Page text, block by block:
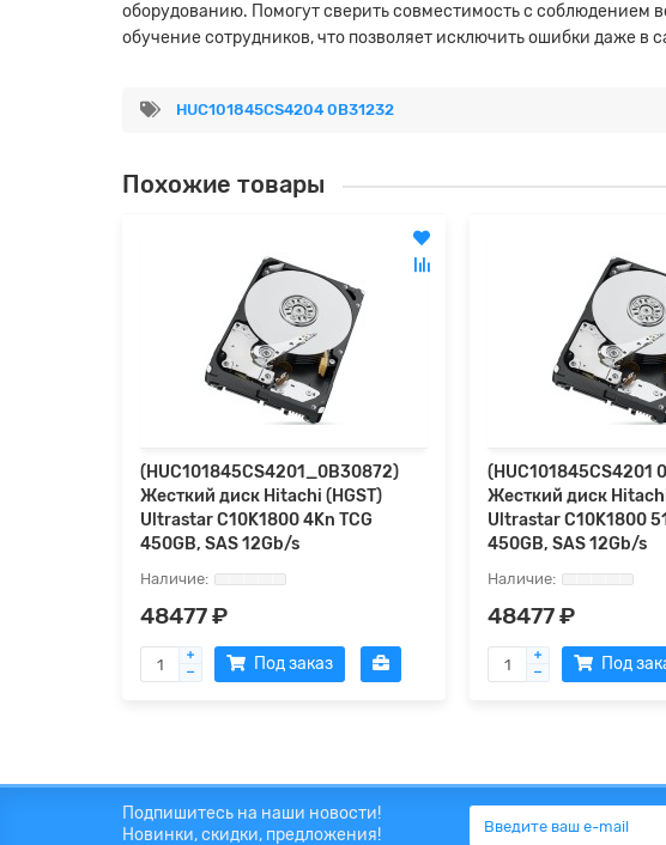
оборудованию. Помогут сверить совместимость с соблюдением
обучение сотрудников, что позволяет исключить ошибки даже
HUC101845CS4204 0B31232
Похожие товары
(HUC101845CS4201_0B30872)
Жесткий диск Hitachi (HGST)
Ultrastar C10K1800 4Kn TCG
450GB, SAS 12Gb/s
48477 ₽
Под заказ
(HUC101845CS4201
Жесткий диск
Ultrastar C10K1800
450GB, SAS 12Gb/s
48477 ₽
Под
Подпишитесь на наши новости!
Новинки, скидки, предложения!